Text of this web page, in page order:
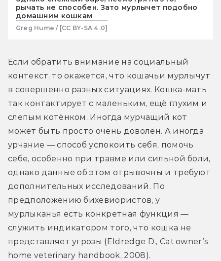
рычать не способен. Зато мурлычет подобно
домашним кошкам
Greg Hume / [CC BY-SA 4.0]
Если обратить внимание на социальный
контекст, то окажется, что кошачьи мурлычут
в совершенно разных ситуациях. Кошка-мать
так контактирует с маленьким, ещё глухим и
слепым котёнком. Иногда мурчащий кот
может быть просто очень доволен. А иногда
урчание — способ успокоить себя, помочь
себе, особенно при травме или сильной боли,
однако данные об этом отрывочны и требуют
дополнительных исследований. По
предположению бихевиористов, у
мурлыканья есть конкретная функция —
служить индикатором того, что кошка не
представляет угрозы (Eldredge D., Cat owner’s
home veterinary handbook, 2008).